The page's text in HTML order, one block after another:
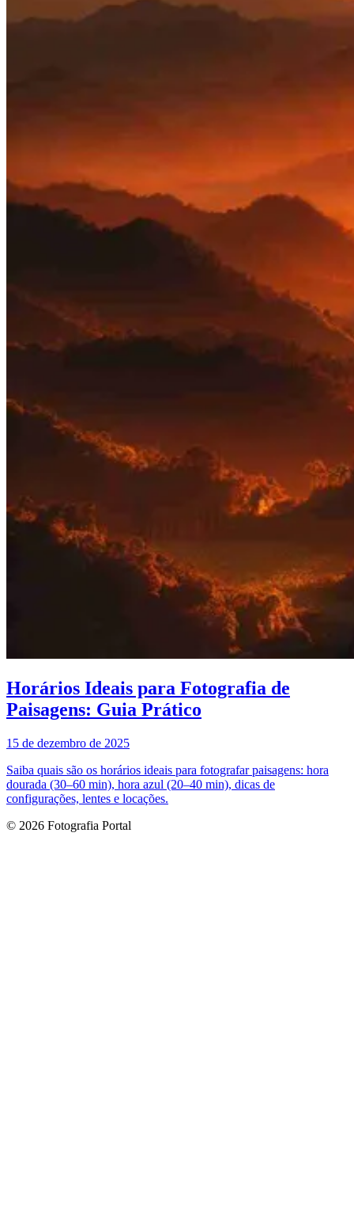
Horários Ideais para Fotografia de
Paisagens: Guia Prático
15 de dezembro de 2025
Saiba quais são os horários ideais para fotografar paisagens: hora
dourada (30–60 min), hora azul (20–40 min), dicas de
configurações, lentes e locações.
© 2026 Fotografia Portal